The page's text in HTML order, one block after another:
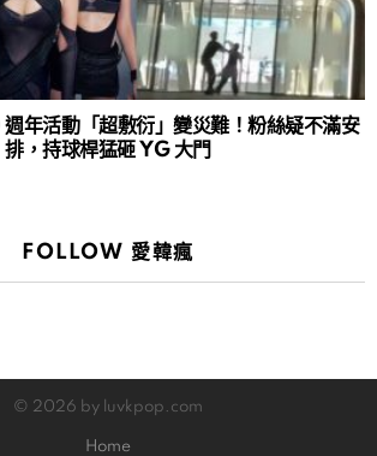
年活動「超敷衍」變災難！粉絲疑不滿安
排，持球桿猛砸 YG 大門
FOLLOW 愛韓瘋
© 2026 by luvkpop.com
Home